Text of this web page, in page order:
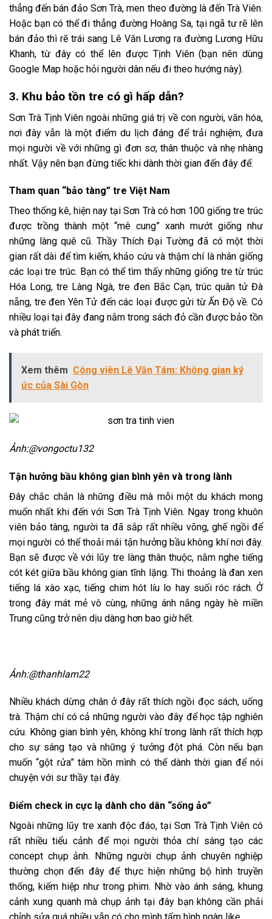
thẳng đến bán đảo Sơn Trà, men theo đường là đến Trà Viên.
Hoặc bạn có thể đi thẳng đường Hoàng Sa, tại ngã tư rẽ lên
bán đảo thì rẽ trái sang Lê Văn Lương ra đường Lương Hữu
Khanh, từ đây có thể lên được Tịnh Viên (bạn nên dùng
Google Map hoặc hỏi người dân nếu đi theo hướng này).
3. Khu bảo tồn tre có gì hấp dẫn?
Sơn Trà Tịnh Viên ngoài những giá trị về con người, văn hóa,
nơi đây vẫn là một điểm du lịch đáng để trải nghiệm, đưa
mọi người về với những gì đơn sơ, thân thuộc và nhẹ nhàng
nhất. Vậy nên bạn đừng tiếc khi dành thời gian đến đây để:
Tham quan “bảo tàng” tre Việt Nam
Theo thống kê, hiện nay tại Sơn Trà có hơn 100 giống tre trúc
được trồng thành một “mê cung” xanh mướt giống như
những làng quê cũ. Thầy Thích Đại Tường đã có một thời
gian rất dài để tìm kiếm, khảo cứu và thậm chí là nhân giống
các loại tre trúc. Bạn có thể tìm thấy những giống tre từ trúc
Hóa Long, tre Làng Ngà, tre đen Bắc Cạn, trúc quân tử Đà
nẵng, tre đen Yên Tử đến các loại được gửi từ Ấn Độ về. Có
nhiều loại tại đây đang nằm trong sách đỏ cần được bảo tồn
và phát triển.
Xem thêm Công viên Lê Văn Tám: Không gian ký
ức của Sài Gòn
Ảnh:@vongoctu132
Tận hưởng bầu không gian bình yên và trong lành
Đây chắc chắn là những điều mà mỗi một du khách mong
muốn nhất khi đến với Sơn Trà Tịnh Viên. Ngay trong khuôn
viên bảo tàng, người ta đã sắp rất nhiều võng, ghế ngồi để
mọi người có thể thoải mái tận hưởng bầu không khí nơi đây.
Bạn sẽ được về với lũy tre làng thân thuộc, nằm nghe tiếng
cót két giữa bầu không gian tĩnh lặng. Thi thoảng là đan xen
tiếng lá xào xạc, tiếng chim hót líu lo hay suối róc rách. Ở
trong đây mát mẻ vô cùng, những ánh nắng ngày hè miền
Trung cũng trở nên dịu dàng hơn bao giờ hết.
Ảnh:@thanhlam22
Nhiều khách dừng chân ở đây rất thích ngồi đọc sách, uống
trà. Thậm chí có cả những người vào đây để học tập nghiên
cứu. Không gian bình yên, không khí trong lành rất thích hợp
cho sự sáng tạo và những ý tưởng đột phá. Còn nếu bạn
muốn “gột rửa” tâm hồn mình có thể dành thời gian để nói
chuyện với sư thầy tại đây.
Điểm check in cực lạ dành cho dân “sống ảo”
Ngoài những lũy tre xanh độc đáo, tại Sơn Trà Tịnh Viên có
rất nhiều tiểu cảnh để mọi người thỏa chí sáng tạo các
concept chụp ảnh. Những người chụp ảnh chuyên nghiệp
thường chọn đến đây để thực hiện những bộ hình truyền
thống, kiếm hiệp như trong phim. Nhờ vào ánh sáng, khung
cảnh xung quanh mà chụp ảnh tại đây bạn không cần phải